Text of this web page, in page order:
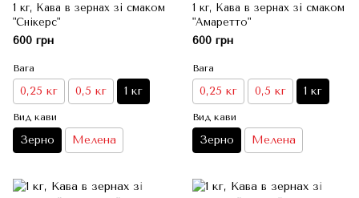
1 кг, Кава в зернах зі смаком
"Снікерс"
600 грн
Вага
0,25 кг 0,5 кг 1 кг
Вид кави
Зерно Мелена
1 кг, Кава в зернах зі смаком
"Амаретто"
600 грн
Вага
0,25 кг 0,5 кг 1 кг
Вид кави
Зерно Мелена